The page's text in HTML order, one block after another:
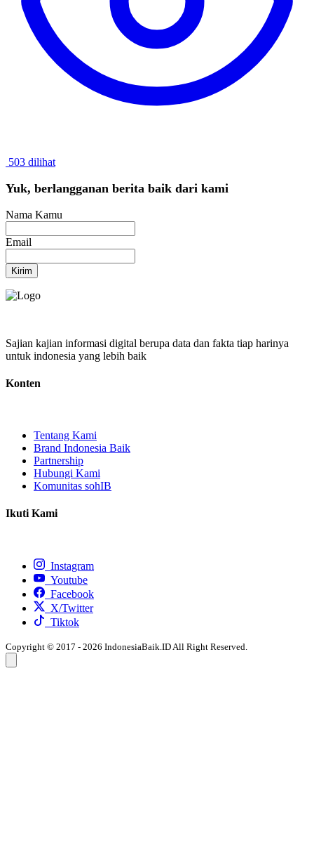
503 dilihat
Yuk, berlangganan berita baik dari kami
Nama Kamu
Email
Kirim
Sajian kajian informasi digital berupa data dan fakta tiap harinya
untuk indonesia yang lebih baik
Konten
Tentang Kami
Brand Indonesia Baik
Partnership
Hubungi Kami
Komunitas sohIB
Ikuti Kami
Instagram
Youtube
Facebook
X/Twitter
Tiktok
Copyright © 2017 - 2026 IndonesiaBaik.ID All Right Reserved.